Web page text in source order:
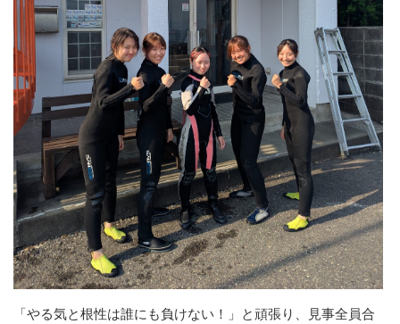
「やる気と根性は誰にも負けない！」と頑張り、見事全員合